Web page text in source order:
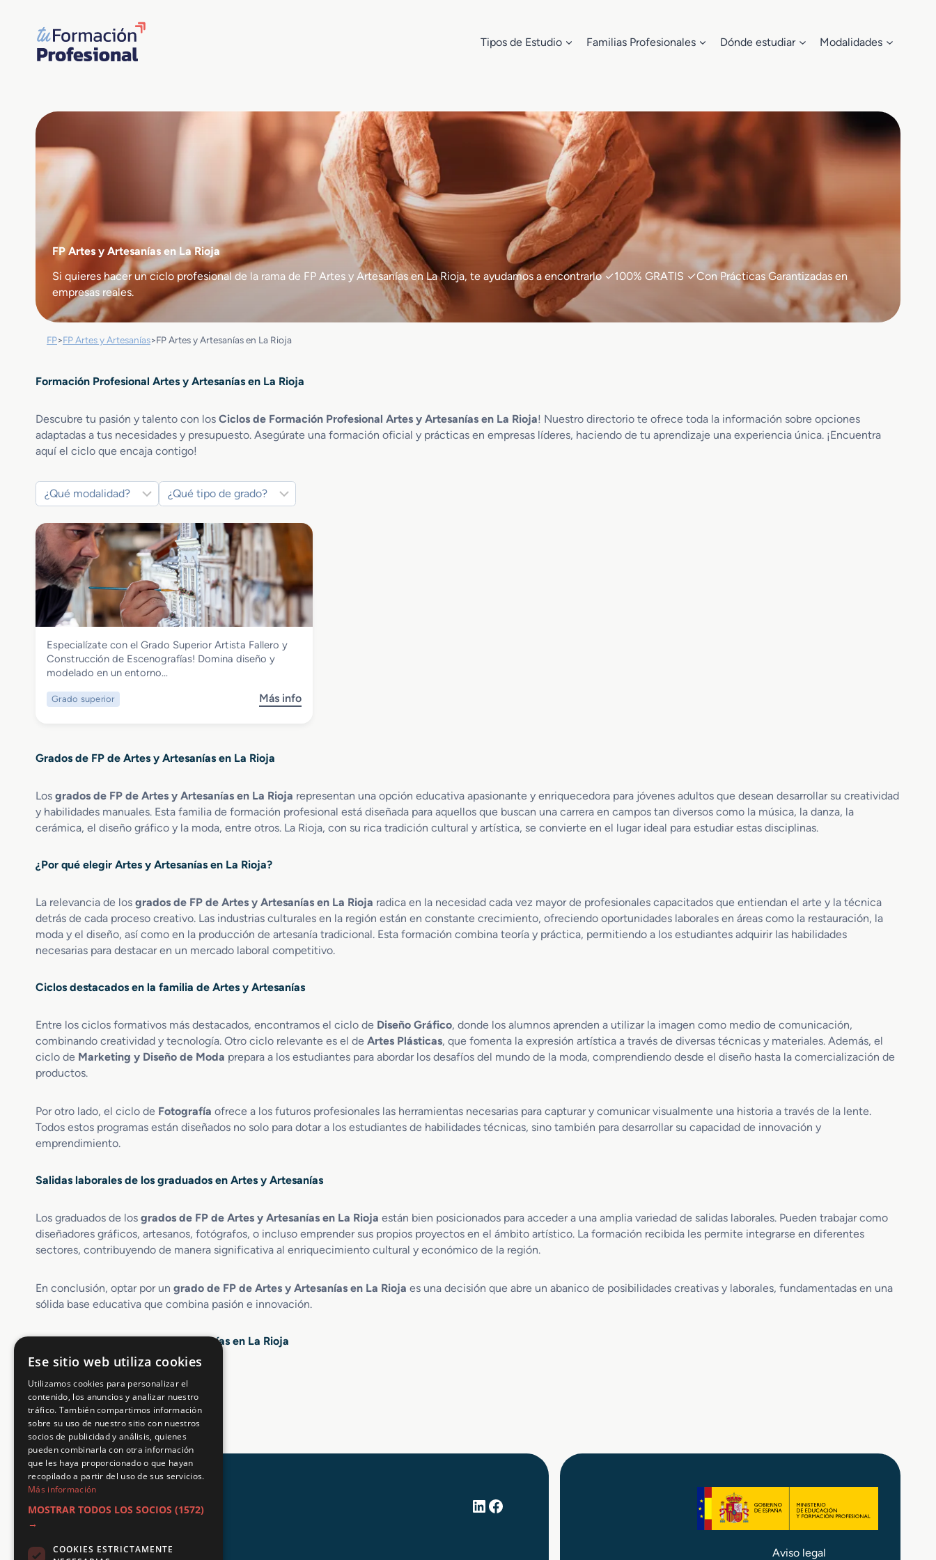
contenido
Tipos de Estudio Familias Profesionales Dónde estudiar Modalidades
FP Artes y Artesanías en La Rioja
Si quieres hacer un ciclo profesional de la rama de FP Artes y Artesanías en La Rioja, te ayudamos a encontrarlo ✓100% GRATIS ✓Con Prácticas Garantizadas en
empresas reales.
FP>FP Artes y Artesanías>FP Artes y Artesanías en La Rioja
Formación Profesional Artes y Artesanías en La Rioja
Descubre tu pasión y talento con los Ciclos de Formación Profesional Artes y Artesanías en La Rioja! Nuestro directorio te ofrece toda la información sobre opciones
adaptadas a tus necesidades y presupuesto. Asegúrate una formación oficial y prácticas en empresas líderes, haciendo de tu aprendizaje una experiencia única. ¡Encuentra
aquí el ciclo que encaja contigo!
Grado Superior Artista Fallero y
Construcción de Escenografías
Especialízate con el Grado Superior Artista Fallero y
Construcción de Escenografías! Domina diseño y
modelado en un entorno…
Grado superior Más infos
r
a
d
e
r
i
o
r
r
s
t
a
l
e
C
n
s
t
c
c
n
Grados de FP de Artes y Artesanías en La Rioja
Los grados de FP de Artes y Artesanías en La Rioja representan una opción educativa apasionante y enriquecedora para jóvenes adultos que desean desarrollar su creatividad
y habilidades manuales. Esta familia de formación profesional está diseñada para aquellos que buscan una carrera en campos tan diversos como la música, la danza, la
cerámica, el diseño gráfico y la moda, entre otros. La Rioja, con su rica tradición cultural y artística, se convierte en el lugar ideal para estudiar estas disciplinas.
¿Por qué elegir Artes y Artesanías en La Rioja?
La relevancia de los grados de FP de Artes y Artesanías en La Rioja radica en la necesidad cada vez mayor de profesionales capacitados que entiendan el arte y la técnica
detrás de cada proceso creativo. Las industrias culturales en la región están en constante crecimiento, ofreciendo oportunidades laborales en áreas como la restauración, la
moda y el diseño, así como en la producción de artesanía tradicional. Esta formación combina teoría y práctica, permitiendo a los estudiantes adquirir las habilidades
necesarias para destacar en un mercado laboral competitivo.
Ciclos destacados en la familia de Artes y Artesanías
Entre los ciclos formativos más destacados, encontramos el ciclo de Diseño Gráfico, donde los alumnos aprenden a utilizar la imagen como medio de comunicación,
combinando creatividad y tecnología. Otro ciclo relevante es el de Artes Plásticas, que fomenta la expresión artística a través de diversas técnicas y materiales. Además, el
ciclo de Marketing y Diseño de Moda prepara a los estudiantes para abordar los desafíos del mundo de la moda, comprendiendo desde el diseño hasta la comercialización de
productos.
Por otro lado, el ciclo de Fotografía ofrece a los futuros profesionales las herramientas necesarias para capturar y comunicar visualmente una historia a través de la lente.
Todos estos programas están diseñados no solo para dotar a los estudiantes de habilidades técnicas, sino también para desarrollar su capacidad de innovación y
emprendimiento.
Salidas laborales de los graduados en Artes y Artesanías
Los graduados de los grados de FP de Artes y Artesanías en La Rioja están bien posicionados para acceder a una amplia variedad de salidas laborales. Pueden trabajar como
diseñadores gráficos, artesanos, fotógrafos, o incluso emprender sus propios proyectos en el ámbito artístico. La formación recibida les permite integrarse en diferentes
sectores, contribuyendo de manera significativa al enriquecimiento cultural y económico de la región.
En conclusión, optar por un grado de FP de Artes y Artesanías en La Rioja es una decisión que abre un abanico de posibilidades creativas y laborales, fundamentadas en una
sólida base educativa que combina pasión e innovación.
Opiniones sobre FP Artes y Artesanías en La Rioja
(2469 votos)
LinkedIn
Facebook
Aviso legal
Ese sitio web utiliza cookies
Utilizamos cookies para personalizar el
contenido, los anuncios y analizar nuestro
tráfico. También compartimos información
sobre su uso de nuestro sitio con nuestros
socios de publicidad y análisis, quienes
pueden combinarla con otra información
que les haya proporcionado o que hayan
recopilado a partir del uso de sus servicios.
Más información
MOSTRAR TODOS LOS SOCIOS (1572)
→
COOKIES ESTRICTAMENTE